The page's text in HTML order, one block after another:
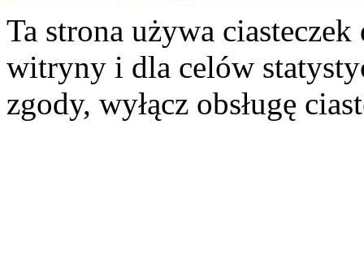
Ta strona używa
witryny i dla celów
zgody, wyłącz obsługę